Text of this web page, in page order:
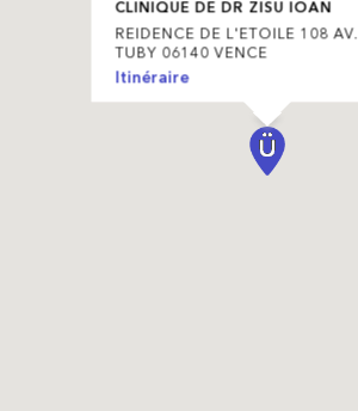
CLINIQUE DE DR ZISU IOAN
REIDENCE DE L'ETOILE 108
TUBY 06140 VENCE
Itinéraire